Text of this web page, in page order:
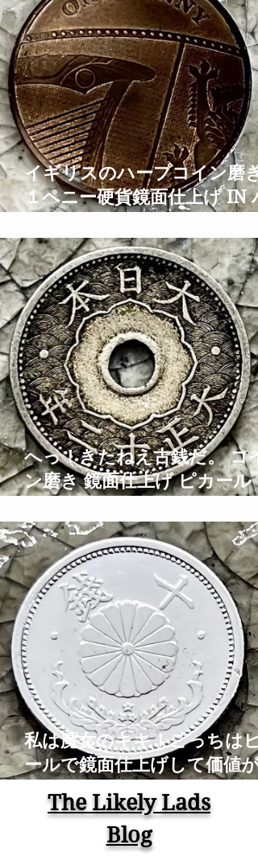
イギリスのハープコイン磨き
１ペニー硬貨鏡面仕上げ IN
PENNY Coin Polish TIme
Lapse ASMR
へっ！きたねえ古銭だ。 コイ
ン磨き 鏡面仕上げ ピカール
Restoration Time Lapse
私は魔女のキキ！こっちはピ
ールで鏡面仕上げして価値が
くなったアルミの古銭！コイ
磨き Old Coins Restoration
Time Lapse ASMR
The Likely Lads
Blog